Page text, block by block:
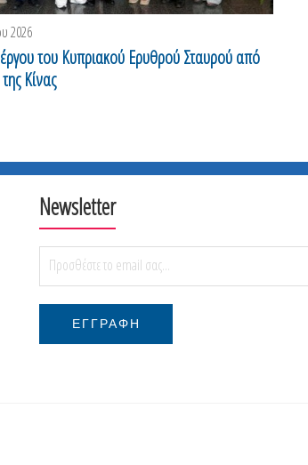
2026
του Κυπριακού Ερυθρού Σταυρού από
Κίνας
Newsletter